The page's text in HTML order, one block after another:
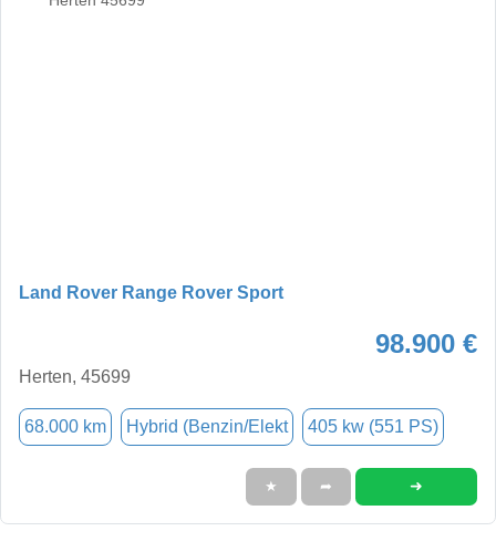
Land Rover Range Rover Sport
98.900 €
Herten, 45699
68.000 km Hybrid (Benzin/Elekt 405 kw (551 PS)
★ ➦ ➜